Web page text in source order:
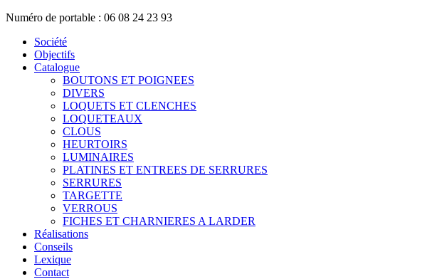
Numéro de portable : 06 08 24 23 93
Société
Objectifs
Catalogue
BOUTONS ET POIGNEES
DIVERS
LOQUETS ET CLENCHES
LOQUETEAUX
CLOUS
HEURTOIRS
LUMINAIRES
PLATINES ET ENTREES DE SERRURES
SERRURES
TARGETTE
VERROUS
FICHES ET CHARNIERES A LARDER
Réalisations
Conseils
Lexique
Contact